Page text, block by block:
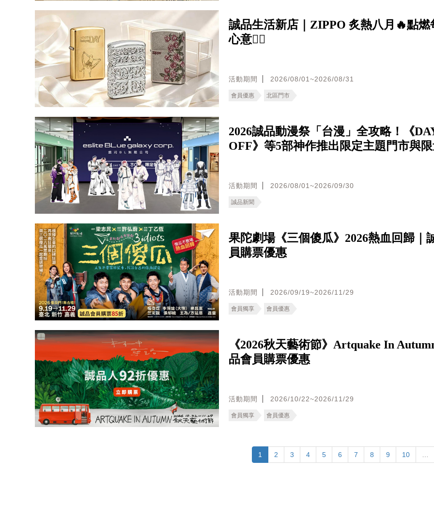
誠品生活新店｜ZIPPO 炙熱八月🔥點燃
心意❤️‍🔥
活動期間 2026/08/01~2026/08/31
會員優惠 北區門市
2026誠品動漫祭「台漫」全攻略！《
OFF》等5部神作推出限定主題門市與
活動期間 2026/08/01~2026/09/30
誠品新聞
果陀劇場《三個傻瓜》2026熱血回歸｜
員購票優惠
活動期間 2026/09/19~2026/11/29
會員獨享 會員優惠
《2026秋天藝術節》Artquake In
品會員購票優惠
活動期間 2026/10/22~2026/11/29
會員獨享 會員優惠
1 2 3 4 5 6 7 8 9 10